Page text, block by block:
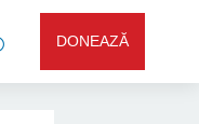
DONEAZĂ